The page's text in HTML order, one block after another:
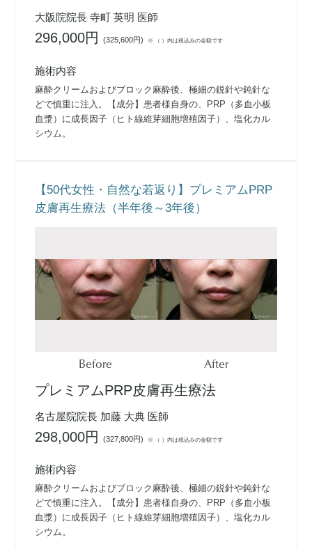
大阪院院長 寺町 英明 医師
296,000円(325,600円) ※ （ ）内は税込みの金額です
施術内容
麻酔クリームおよびブロック麻酔後、極細の鋭針や鈍針な
どで慎重に注入。【成分】患者様自身の、PRP（多血小板
血漿）に成長因子（ヒト線維芽細胞増殖因子）、塩化カル
シウム。
【50代女性・自然な若返り】プレミアムPRP
皮膚再生療法（半年後～3年後）
Before After
プレミアムPRP皮膚再生療法
名古屋院院長 加藤 大典 医師
298,000円(327,800円) ※ （ ）内は税込みの金額です
施術内容
麻酔クリームおよびブロック麻酔後、極細の鋭針や鈍針な
どで慎重に注入。【成分】患者様自身の、PRP（多血小板
血漿）に成長因子（ヒト線維芽細胞増殖因子）、塩化カル
シウム。